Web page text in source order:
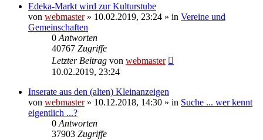
Edeka-Markt wird zur Kulturstube
von webmaster» 10.02.2019, 23:24 » in Vereine und
Gemeinschaften
0 Antworten
40767 Zugriffe
Letzter Beitrag von webmaster
10.02.2019, 23:24
Inserate aus den (alten) Kleinanzeigen
von webmaster» 10.12.2018, 14:30 » in Suche ... wer kennt
eigentlich ...?
0 Antworten
37903 Zugriffe